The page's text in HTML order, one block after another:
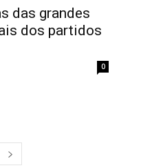
das grandes
dos partidos
0